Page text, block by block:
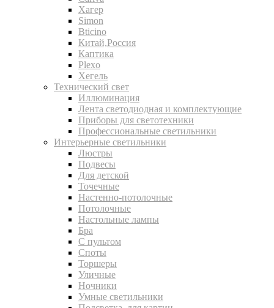
Хагер
Simon
Bticino
Китай,Россия
Каптика
Plexo
Хегель
Технический свет
Иллюминация
Лента светодиодная и комплектующие
Приборы для светотехники
Профессиональные светильники
Интерьерные светильники
Люстры
Подвесы
Для детской
Точечные
Настенно-потолочные
Потолочные
Настольные лампы
Бра
С пультом
Споты
Торшеры
Уличные
Ночники
Умные светильники